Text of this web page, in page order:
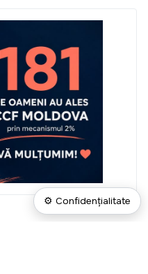
⚙ Confidențialitate